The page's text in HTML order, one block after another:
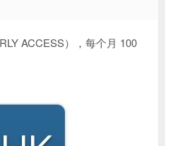
ACCESS），每个月 100